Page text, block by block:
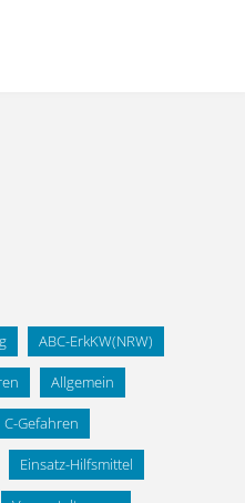
ABC-ErkKW(NRW)
Allgemein
C-Gefahren
Einsatz-Hilfsmittel